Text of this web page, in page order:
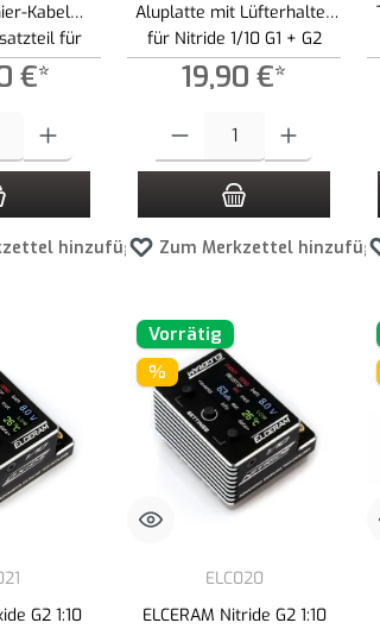
Kabel
für
1/10 G2
€*
hinzufügen
Aluplatte mit Lüfterhalter
für Nitride 1/10 G1 + G2
19,90 €*
Zum Merkzettel
G2 1:10
Vorrätig
%
ELC020
ELCERAM Nitride G2 1:10